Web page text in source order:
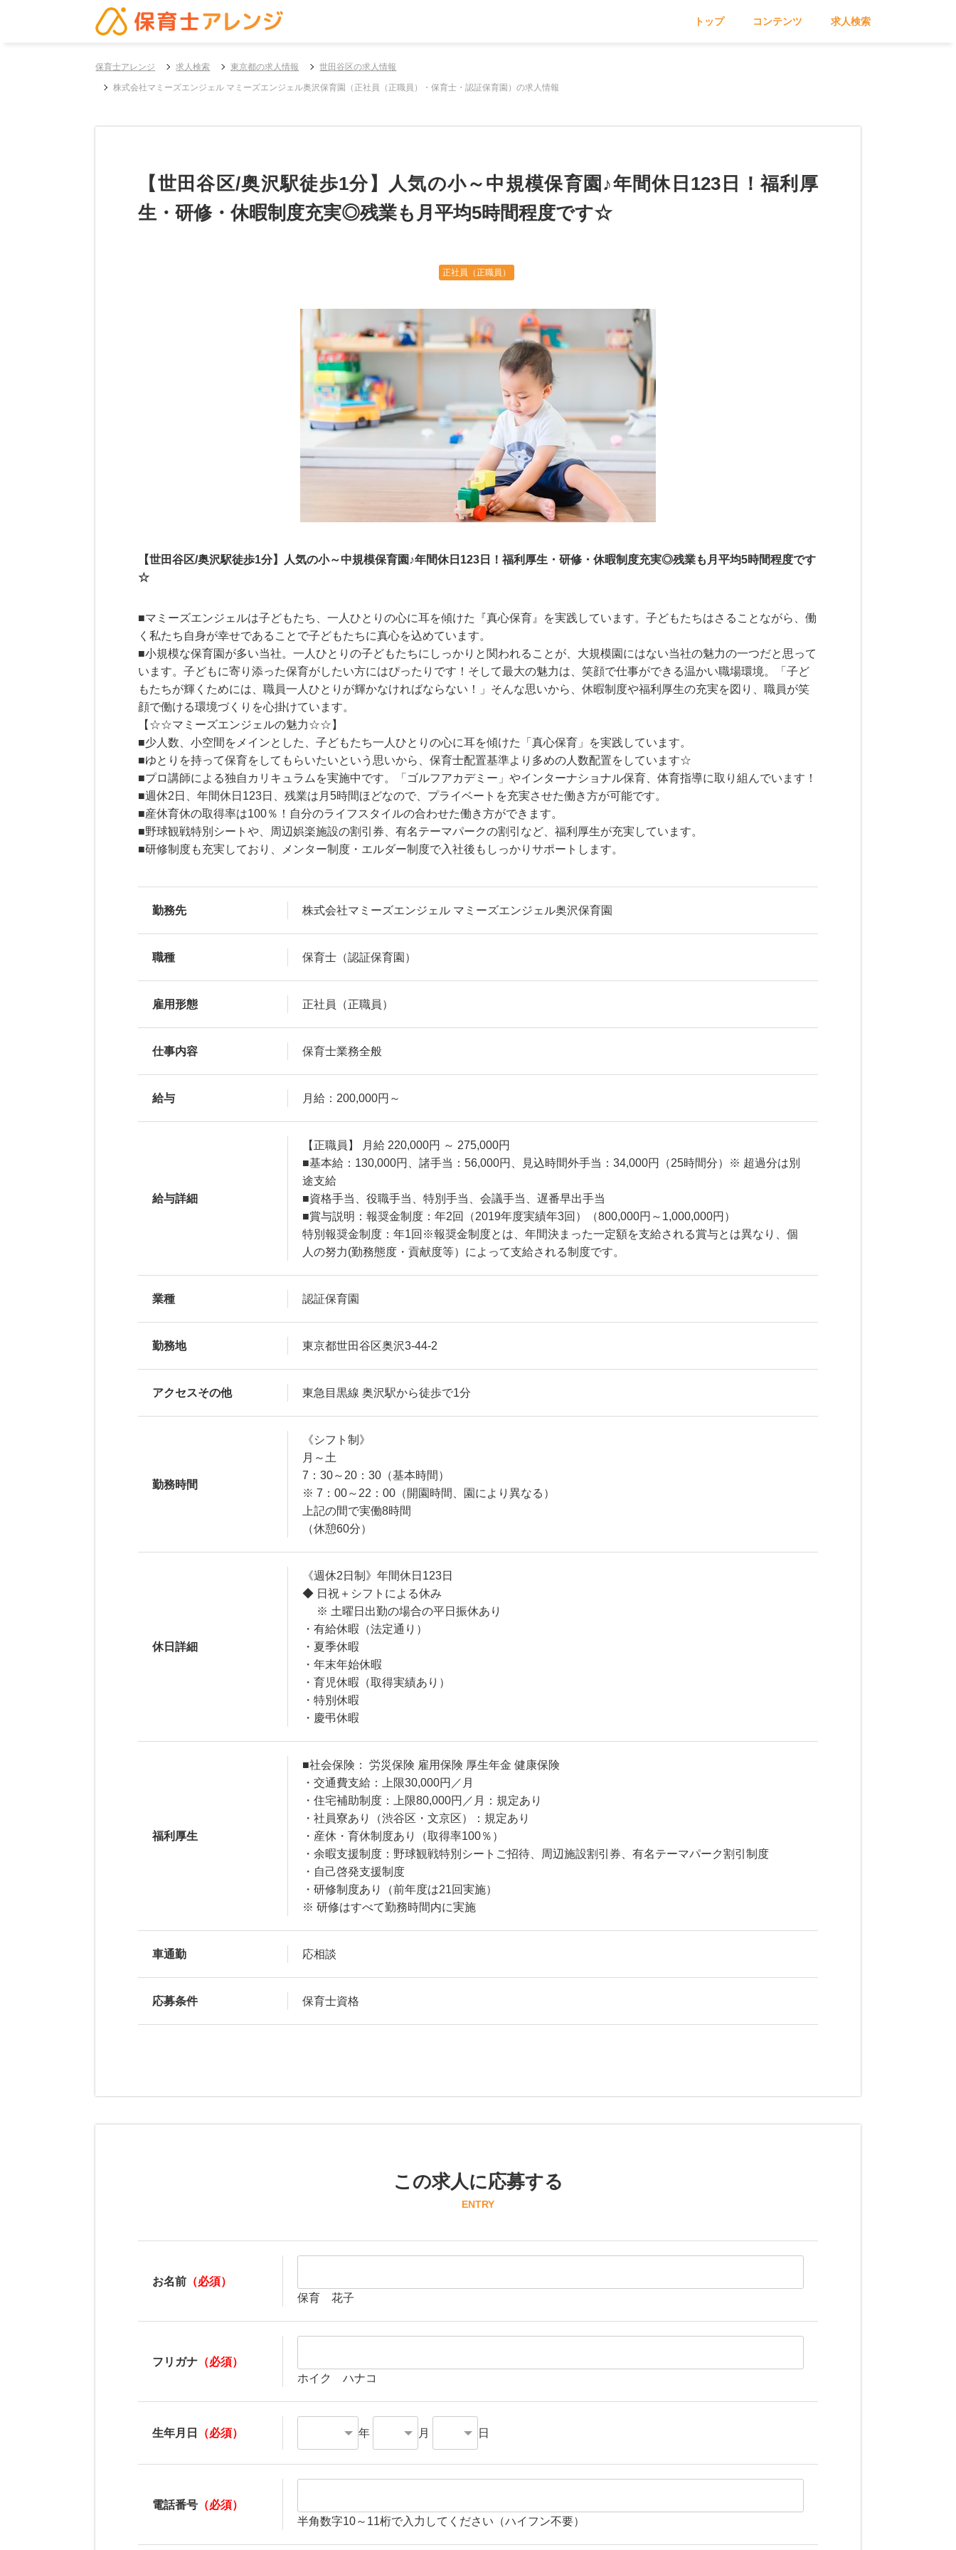
トップ コンテンツ 求人検索
保育士アレンジ 求人検索 東京都の求人情報 世田谷区の求人情報
株式会社マミーズエンジェル マミーズエンジェル奥沢保育園（正社員（正職員）・保育士・認証保育園）の求人情報
【世田谷区/奥沢駅徒歩1分】人気の小～中規模保育園♪年間休日123日！福利厚
生・研修・休暇制度充実◎残業も月平均5時間程度です☆
正社員（正職員）
【世田谷区/奥沢駅徒歩1分】人気の小～中規模保育園♪年間休日123日！福利厚生・研修・休暇制度充実◎残業も月平均5時間程度です
☆
■マミーズエンジェルは子どもたち、一人ひとりの心に耳を傾けた『真心保育』を実践しています。子どもたちはさることながら、働
く私たち自身が幸せであることで子どもたちに真心を込めています。
■小規模な保育園が多い当社。一人ひとりの子どもたちにしっかりと関われることが、大規模園にはない当社の魅力の一つだと思って
います。子どもに寄り添った保育がしたい方にはぴったりです！そして最大の魅力は、笑顔で仕事ができる温かい職場環境。「子ど
もたちが輝くためには、職員一人ひとりが輝かなければならない！」そんな思いから、休暇制度や福利厚生の充実を図り、職員が笑
顔で働ける環境づくりを心掛けています。
【☆☆マミーズエンジェルの魅力☆☆】
■少人数、小空間をメインとした、子どもたち一人ひとりの心に耳を傾けた「真心保育」を実践しています。
■ゆとりを持って保育をしてもらいたいという思いから、保育士配置基準より多めの人数配置をしています☆
■プロ講師による独自カリキュラムを実施中です。「ゴルフアカデミー」やインターナショナル保育、体育指導に取り組んでいます！
■週休2日、年間休日123日、残業は月5時間ほどなので、プライベートを充実させた働き方が可能です。
■産休育休の取得率は100％！自分のライフスタイルの合わせた働き方ができます。
■野球観戦特別シートや、周辺娯楽施設の割引券、有名テーマパークの割引など、福利厚生が充実しています。
■研修制度も充実しており、メンター制度・エルダー制度で入社後もしっかりサポートします。
勤務先 株式会社マミーズエンジェル マミーズエンジェル奥沢保育園
職種 保育士（認証保育園）
雇用形態 正社員（正職員）
仕事内容 保育士業務全般
給与 月給：200,000円～
給与詳細
【正職員】 月給 220,000円 ～ 275,000円
■基本給：130,000円、諸手当：56,000円、見込時間外手当：34,000円（25時間分）※ 超過分は別
途支給
■資格手当、役職手当、特別手当、会議手当、遅番早出手当
■賞与説明：報奨金制度：年2回（2019年度実績年3回）（800,000円～1,000,000円）
特別報奨金制度：年1回※報奨金制度とは、年間決まった一定額を支給される賞与とは異なり、個
人の努力(勤務態度・貢献度等）によって支給される制度です。
業種 認証保育園
勤務地 東京都世田谷区奥沢3-44-2
アクセスその他 東急目黒線 奥沢駅から徒歩で1分
勤務時間
《シフト制》
月～土
7：30～20：30（基本時間）
※ 7：00～22：00（開園時間、園により異なる）
上記の間で実働8時間
（休憩60分）
休日詳細
《週休2日制》年間休日123日
◆ 日祝＋シフトによる休み
※ 土曜日出勤の場合の平日振休あり
・有給休暇（法定通り）
・夏季休暇
・年末年始休暇
・育児休暇（取得実績あり）
・特別休暇
・慶弔休暇
福利厚生
■社会保険： 労災保険 雇用保険 厚生年金 健康保険
・交通費支給：上限30,000円／月
・住宅補助制度：上限80,000円／月：規定あり
・社員寮あり（渋谷区・文京区）：規定あり
・産休・育休制度あり（取得率100％）
・余暇支援制度：野球観戦特別シートご招待、周辺施設割引券、有名テーマパーク割引制度
・自己啓発支援制度
・研修制度あり（前年度は21回実施）
※ 研修はすべて勤務時間内に実施
車通勤 応相談
応募条件 保育士資格
この求人に応募する
ENTRY
お名前 （必須）
保育 花子
フリガナ （必須）
ホイク ハナコ
生年月日 （必須） 年 月 日
電話番号 （必須）
半角数字10～11桁で入力してください（ハイフン不要）